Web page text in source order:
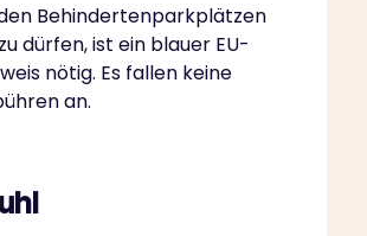
Behindertenparkplätzen
dürfen, ist ein blauer EU-
nötig. Es fallen keine
an.